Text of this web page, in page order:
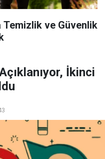
Temizlik ve Güvenlik
İkinci